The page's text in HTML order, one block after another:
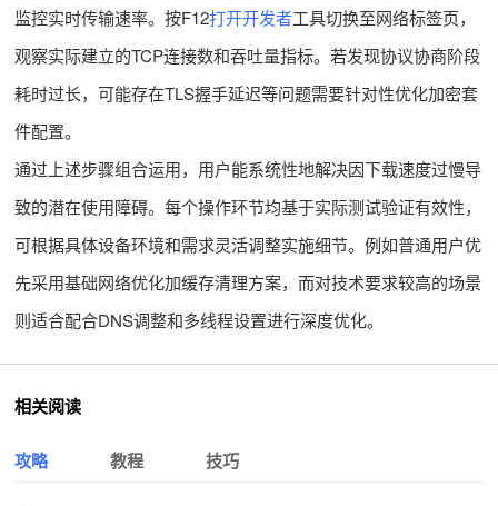
监控实时传输速率。按F12打开开发者工具切换至网络标签页，
观察实际建立的TCP连接数和吞吐量指标。若发现协议协商阶段
耗时过长，可能存在TLS握手延迟等问题需要针对性优化加密套
件配置。
通过上述步骤组合运用，用户能系统性地解决因下载速度过慢导
致的潜在使用障碍。每个操作环节均基于实际测试验证有效性，
可根据具体设备环境和需求灵活调整实施细节。例如普通用户优
先采用基础网络优化加缓存清理方案，而对技术要求较高的场景
则适合配合DNS调整和多线程设置进行深度优化。
相关阅读
攻略 教程 技巧